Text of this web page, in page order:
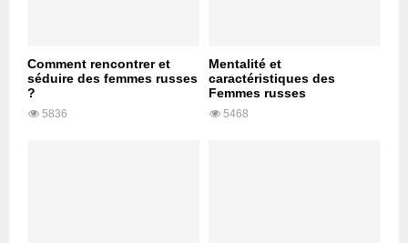
Comment rencontrer et
séduire des femmes russes
?
5836
Mentalité et
caractéristiques des
Femmes russes
5468